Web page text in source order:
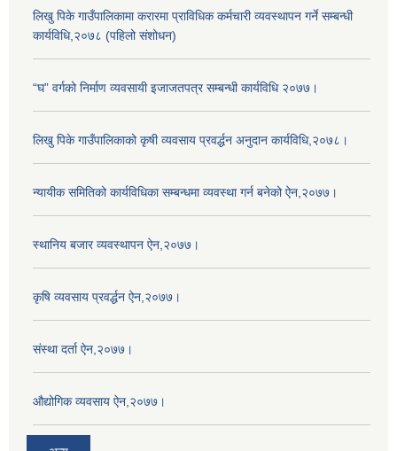
लिखु पिके गाउँपालिकामा करारमा प्राविधिक कर्मचारी व्यवस्थापन गर्ने सम्बन्धी
कार्यविधि,२०७८ (पहिलो संशोधन)
“घ” वर्गको निर्माण व्यवसायी इजाजतपत्र सम्बन्धी कार्यविधि २०७७।
लिखु पिके गाउँपालिकाको कृषी व्यवसाय प्रवर्द्धन अनुदान कार्यविधि,२०७८।
न्यायीक समितिको कार्यविधिका सम्बन्धमा व्यवस्था गर्न बनेको ऐन,२०७७।
स्थानिय बजार व्यवस्थापन ऐन,२०७७।
कृषि व्यवसाय प्रवर्द्धन ऐन,२०७७।
संस्था दर्ता ऐन,२०७७।
औद्योगिक व्यवसाय ऐन,२०७७।